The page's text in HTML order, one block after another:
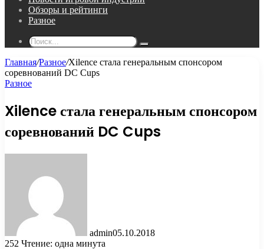
Обзоры и рейтинги
Разное
Поиск...
Главная/Разное/Xilence стала генеральным спонсором
соревнований DC Cups
Разное
Xilence стала генеральным спонсором
соревнований DC Cups
admin05.10.2018
252 Чтение: одна минута